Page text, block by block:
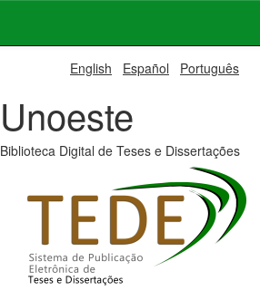
English Español Português
Unoeste
Biblioteca Digital de Teses e Dissertações